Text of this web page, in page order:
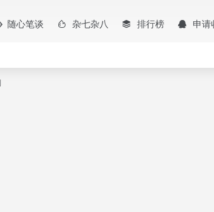
随心笔谈 杂七杂八 排行榜 申请